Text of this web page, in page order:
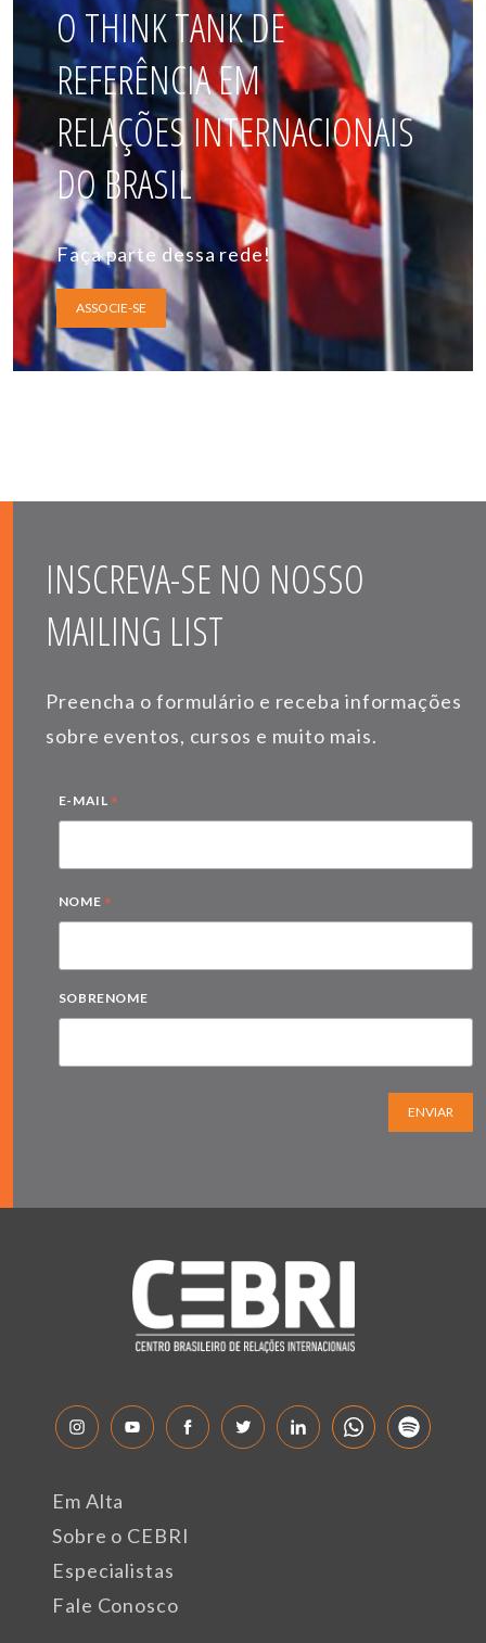
O THINK TANK DE
REFERÊNCIA EM
RELAÇÕES INTERNACIONAIS
DO BRASIL
Faça parte dessa rede!
ASSOCIE-SE
INSCREVA-SE NO NOSSO
MAILING LIST
Preencha o formulário e receba informações
sobre eventos, cursos e muito mais.
E-MAIL *
NOME *
SOBRENOME
ENVIAR
Em Alta
Sobre o CEBRI
Especialistas
Fale Conosco